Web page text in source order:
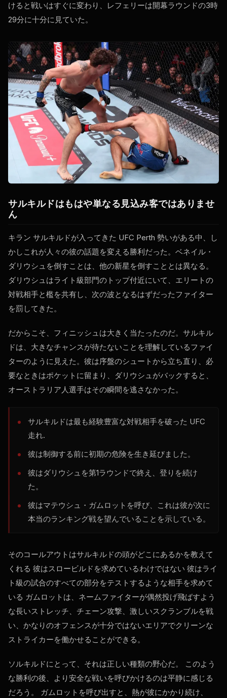
けると戦いはすぐに変わり、レフェリーは開幕ラウンドの3時
29分に十分に見ていた。
サルキルドはもはや単なる見込み客ではありませ
ん
キラン サルキルドが入ってきた UFC Perth 勢いがある中、し
かしこれが人々の彼の話題を変える勝利だった。ベネイル・
ダリウシュを倒すことは、他の新星を倒すこととは異なる。
ダリウシュはライト級部門のトップ付近にいて、エリートの
対戦相手と檻を共有し、次の波となるはずだったファイター
を罰してきた。
だからこそ、フィニッシュは大きく当たったのだ。サルキル
ドは、大きなチャンスが待たないことを理解しているファイ
ターのように見えた。彼は序盤のシュートから立ち直り、必
要なときはポケットに留まり、ダリウシュがバックすると、
オーストラリア人選手はその瞬間を逃さなかった。
サルキルドは最も経験豊富な対戦相手を破った UFC
走れ.
彼は制御する前に初期の危険を生き延びました。
彼はダリウシュを第1ラウンドで終え、登りを続け
た。
彼はマテウシュ・ガムロットを呼び、これは彼が次に
本当のランキング戦を望んでいることを示している。
そのコールアウトはサルキルドの頭がどこにあるかを教えて
くれる 彼はスロービルドを求めているわけではない 彼はライ
ト級の試合のすべての部分をテストするような相手を求めて
いる ガムロットは、ネームファイターが偶然投げ飛ばすよう
な長いストレッチ、チェーン攻撃、激しいスクランブルを戦
い、かなりのオフェンスが十分ではないエリアでクリーンな
ストライカーを働かせることができる。
ソルキルドにとって、それは正しい種類の野心だ。 このよう
な勝利の後、より安全な戦いを呼びかけるのは平静に感じる
だろう。 ガムロットを呼び出すと、熱が彼にかかり続け、